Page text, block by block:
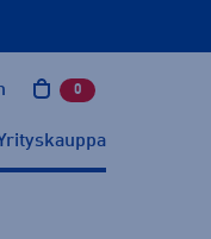
0 tuotetta